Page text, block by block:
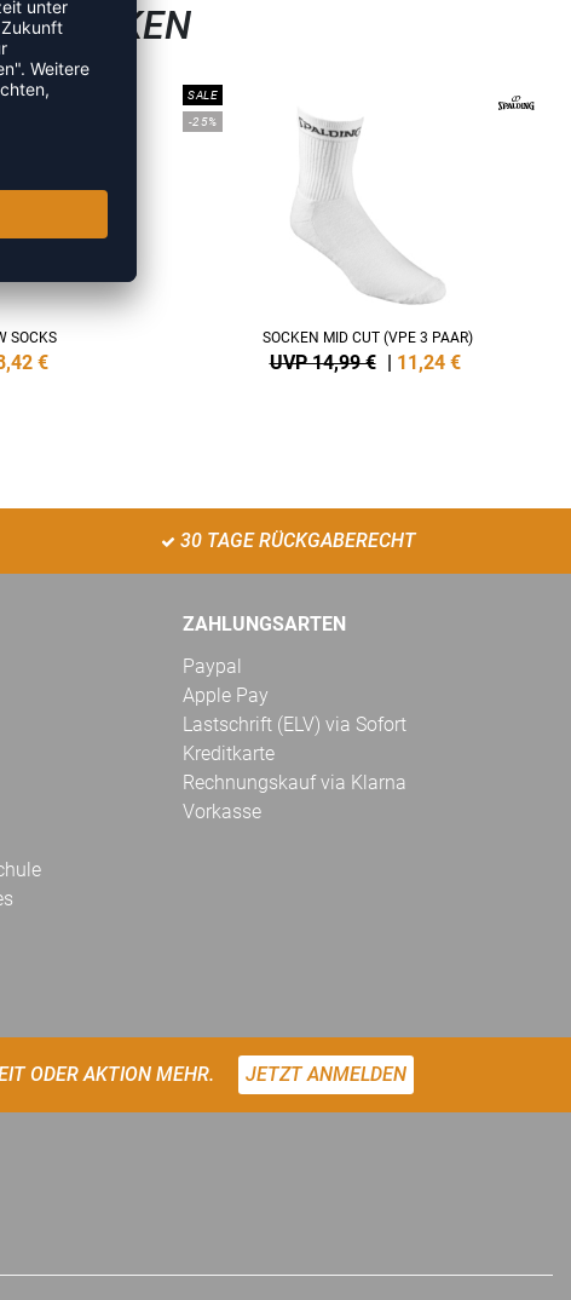
SOCKS
€
SALE
-25%
SOCKEN MID CUT (VPE 3 PAAR)
UVP 14,99 € 11,24 €
30 TAGE RÜCKGABERECHT
ZAHLUNGSARTEN
Paypal
Apple Pay
Lastschrift (ELV) via Sofort
Kreditkarte
Rechnungskauf via Klarna
Vorkasse
ODER AKTION MEHR. JETZT ANMELDEN